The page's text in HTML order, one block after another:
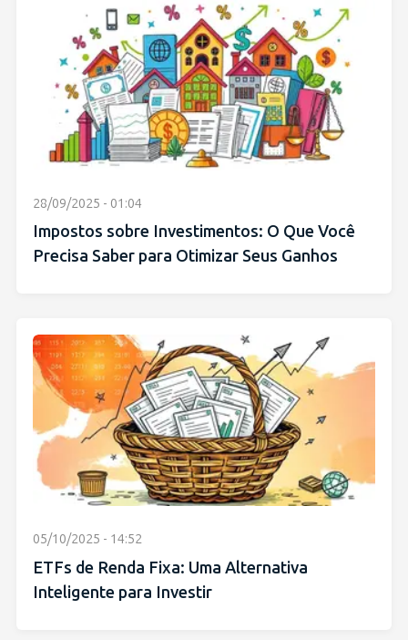
28/09/2025 - 01:04
Impostos sobre Investimentos: O Que Você
Precisa Saber para Otimizar Seus Ganhos
05/10/2025 - 14:52
ETFs de Renda Fixa: Uma Alternativa
Inteligente para Investir